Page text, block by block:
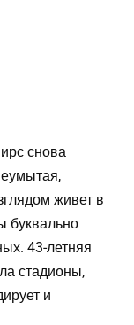
снова
живет в
буквально
43-летняя
стадионы,
и